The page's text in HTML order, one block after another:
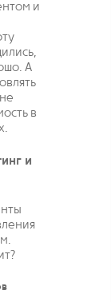
и
А
в
и